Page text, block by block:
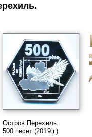
Остров Перехиль.
500 песет (2019 г.)